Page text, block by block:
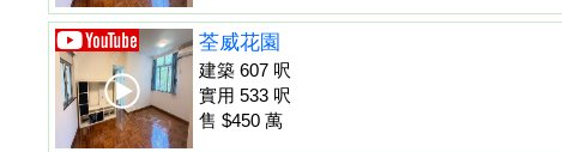
荃威花園
建築 607 呎
實用 533 呎
售 $450 萬